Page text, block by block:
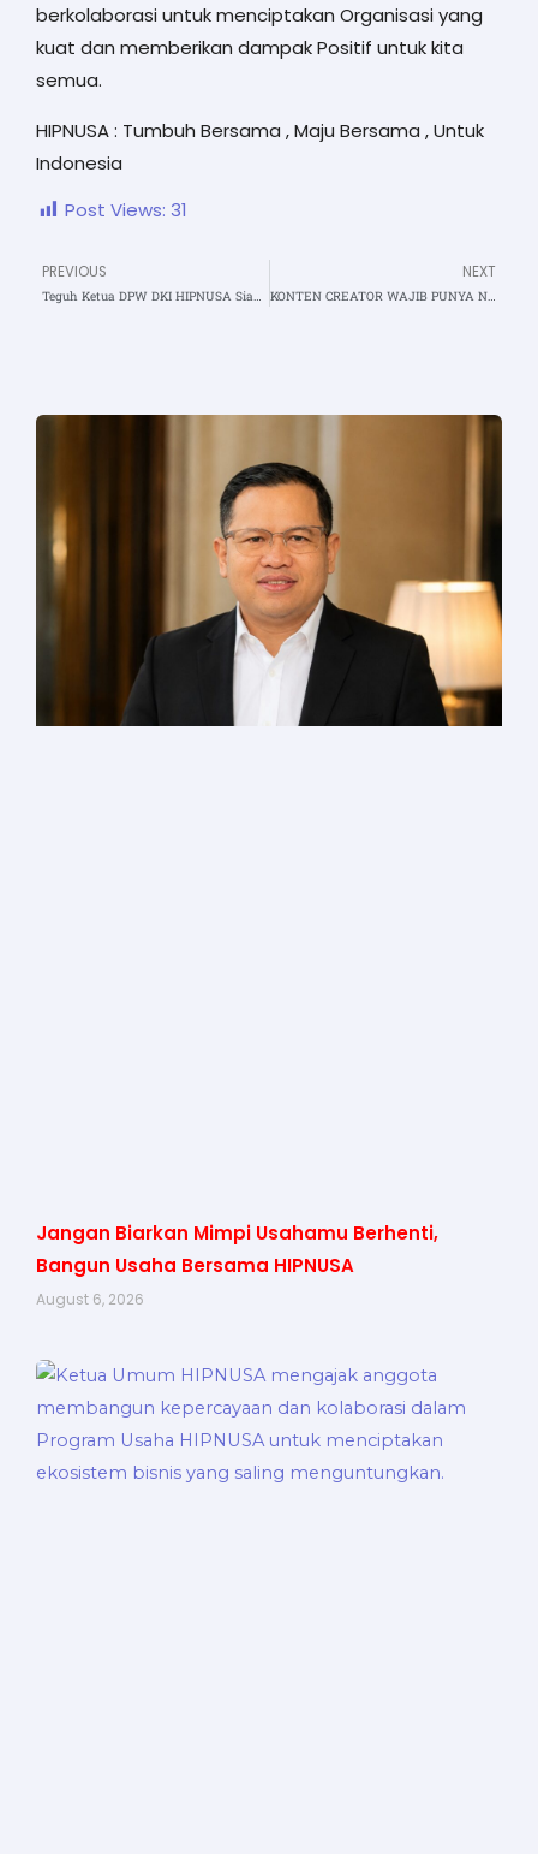
berkolaborasi untuk menciptakan Organisasi yang
kuat dan memberikan dampak Positif untuk kita
semua.
HIPNUSA : Tumbuh Bersama , Maju Bersama , Untuk
Indonesia
Post Views: 31
Prev
PREVIOUS
Teguh Ketua DPW DKI HIPNUSA Siap Perkuat Dukungan bagi Anggota dalam Silaturahmi DPP
NEXT
KONTEN CREATOR WAJIB PUNYA NIB : Langkah Penting Menuju Profesionalisme Digital
Jangan Biarkan Mimpi Usahamu Berhenti,
Bangun Usaha Bersama HIPNUSA
August 6, 2026